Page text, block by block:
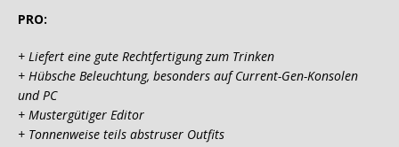
PRO:
+ Liefert eine gute Rechtfertigung zum Trinken
+ Hübsche Beleuchtung, besonders auf Current-Gen-Konsolen
und PC
+ Mustergütiger Editor
+ Tonnenweise teils abstruser Outfits